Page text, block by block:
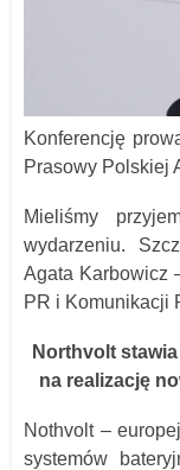
Konferencję
Prasowy Polskiej
Mieliśmy
wydarzeniu.
Agata Karbowicz
PR i Komunikacji
Northvolt
na realizację
Nothvolt –
systemów